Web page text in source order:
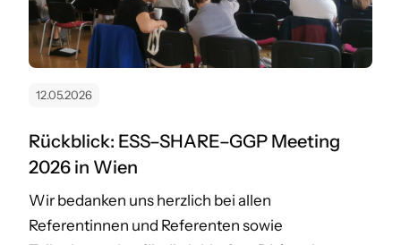
12.05.2026
Rückblick: ESS–SHARE–GGP Meeting
2026 in Wien
Wir bedanken uns herzlich bei allen
Referentinnen und Referenten sowie